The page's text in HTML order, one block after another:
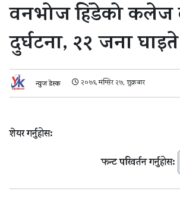
वनभोज हिंडेको
दुर्घटना, २२ जना घाइते
न्युज डेस्क २०७६ मंग्सिर २७, शुक्रबार
शेयर गर्नुहोस:
फन्ट परिवर्तन गर्नुहोस: